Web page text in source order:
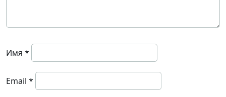
Имя *
Email *